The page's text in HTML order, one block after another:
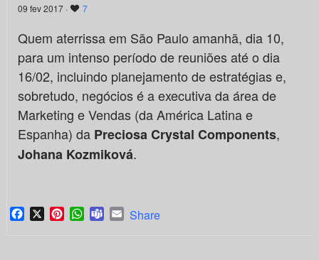
09 fev 2017 · 7
Quem aterrissa em São Paulo amanhã, dia 10,
para um intenso período de reuniões até o dia
16/02, incluindo planejamento de estratégias e,
sobretudo, negócios é a executiva da área de
Marketing e Vendas (da América Latina e
Espanha) da Preciosa Crystal Components,
Johana Kozmiková.
Facebook
X PinterestWhatsApp
TeamsEmail
Share